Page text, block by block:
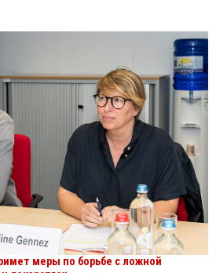
меры по борьбе с ложной